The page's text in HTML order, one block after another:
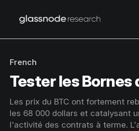
French
Tester les Bornes
Les prix du BTC ont fortement
les 68 000 dollars et catalysant
l'activité des contrats à terme.